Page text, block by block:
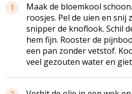
1
Maak de bloemkool
roosjes. Pel de uien en snij
snipper de knoflook. Schil
hem fijn. Rooster de
een pan zonder vetstof.
veel gezouten water en